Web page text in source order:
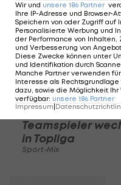
Karrieresprung!
Teamspieler
in Topliga
Sport-Mix
Wir und unsere 186 Partner
Ihre IP-Adresse und Browser-
Speichern von oder Zugriff auf
Personalisierte Werbung und
der Performance von Inhalten,
und Verbesserung von
Diese Zwecke können unter
und Identifikation durch
Manche Partner verwenden
Interesse als
dazu, sowie die Möglichkeit
verfügbar: unsere 186 Partner
Impressum